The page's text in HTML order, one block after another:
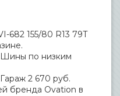
682 155/80 R13 79T
по низким
2 670 руб.
бренда Ovation в